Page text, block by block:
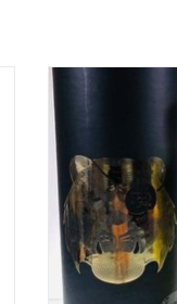
Blind
TOEVOEGEN